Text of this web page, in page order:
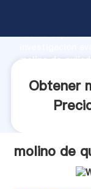
fuerte
molino de
Obtener
molino de